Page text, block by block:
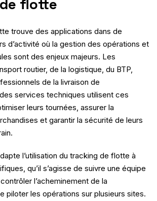
flotte
trouve des applications dans de
d’activité où la gestion des opérations et
sont des enjeux majeurs. Les
routier, de la logistique, du BTP,
de la livraison de
services techniques utilisent ces
leurs tournées, assurer la
et garantir la sécurité de leurs
l’utilisation du tracking de flotte à
qu’il s’agisse de suivre une équipe
l’acheminement de la
piloter les opérations sur plusieurs sites.